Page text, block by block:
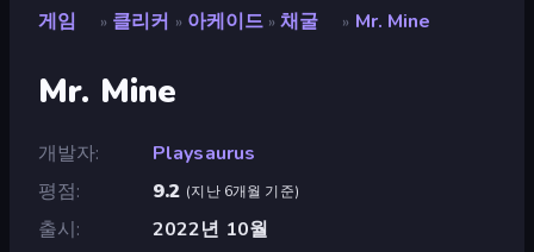
게임 » 클리커 » 아케이드 » 채굴 » Mr. Mine
Mr. Mine
개발자
Playsaurus
평점
9.2 (지난 6개월 기준)
출시
2022년 10월